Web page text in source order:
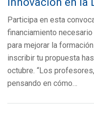
Participa en esta
financiamiento
para mejorar la
inscribir tu propuesta
octubre. “Los
pensando en cómo…